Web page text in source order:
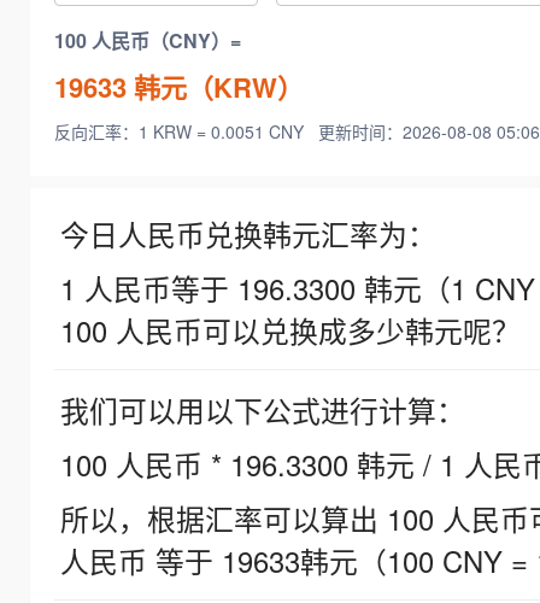
100 人民币（CNY）=
19633韩元（KRW）
反向汇率：1 KRW = 0.0051 CNY 更新时间：2026-08-08
今日人民币兑换韩元汇率为：
1 人民币等于 196.3300 韩元（1
100 人民币可以兑换成多少韩元呢？
我们可以用以下公式进行计算：
100 人民币 * 196.3300 韩元 / 1 人民
所以，根据汇率可以算出 100 人民
人民币 等于 19633韩元（100 CNY =